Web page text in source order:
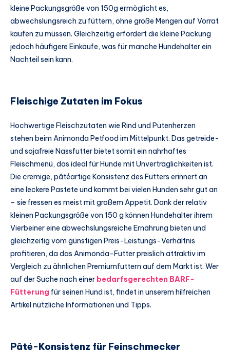
kleine Packungsgröße von 150g ermöglicht es,
abwechslungsreich zu füttern, ohne große Mengen auf Vorrat
kaufen zu müssen. Gleichzeitig erfordert die kleine Packung
jedoch häufigere Einkäufe, was für manche Hundehalter ein
Nachteil sein kann.
Fleischige Zutaten im Fokus
Hochwertige Fleischzutaten wie Rind und Putenherzen
stehen beim Animonda Petfood im Mittelpunkt. Das getreide-
und sojafreie Nassfutter bietet somit ein nahrhaftes
Fleischmenü, das ideal für Hunde mit Unverträglichkeiten ist.
Die cremige, pâtéartige Konsistenz des Futters erinnert an
eine leckere Pastete und kommt bei vielen Hunden sehr gut an
– sie fressen es meist mit großem Appetit. Dank der relativ
kleinen Packungsgröße von 150 g können Hundehalter ihrem
Vierbeiner eine abwechslungsreiche Ernährung bieten und
gleichzeitig vom günstigen Preis-Leistungs-Verhältnis
profitieren, da das Animonda-Futter preislich attraktiv im
Vergleich zu ähnlichen Premiumfuttern auf dem Markt ist. Wer
auf der Suche nach einer bedarfsgerechten BARF-
Fütterung für seinen Hund ist, findet in unserem hilfreichen
Artikel nützliche Informationen und Tipps.
Pâté-Konsistenz für Feinschmecker